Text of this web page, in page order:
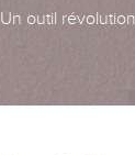
Un outil